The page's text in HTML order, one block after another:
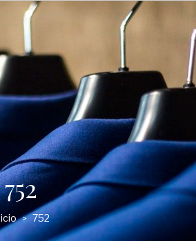
752
> 752